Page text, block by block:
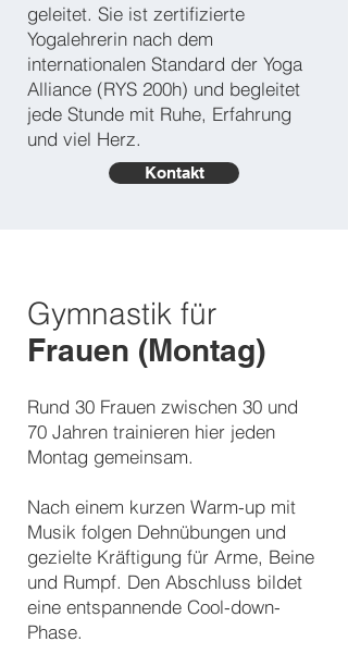
geleitet. Sie ist zertifizierte
Yogalehrerin nach dem
internationalen Standard der Yoga
Alliance (RYS 200h) und begleitet
jede Stunde mit Ruhe, Erfahrung
und viel Herz.
Kontakt
Gymnastik für
Frauen (Montag)
Rund 30 Frauen zwischen 30 und
70 Jahren trainieren hier jeden
Montag gemeinsam.
Nach einem kurzen Warm-up mit
Musik folgen Dehnübungen und
gezielte Kräftigung für Arme, Beine
und Rumpf. Den Abschluss bildet
eine entspannende Cool-down-
Phase.